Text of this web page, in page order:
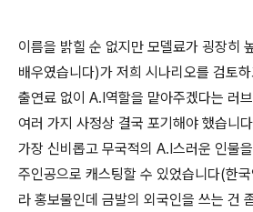
이름을 밝힐 순 없지만 모델료가 굉장히
배우였습니다)가 저희 시나리오를 검토
출연료 없이 A.I역할을 맡아주겠다는 러
여러 가지 사정상 결국 포기해야 했습니
가장 신비롭고 무국적의 A.I스러운 인물
주인공으로 캐스팅할 수 있었습니다(한
라 홍보물인데 금발의 외국인을 쓰는 건